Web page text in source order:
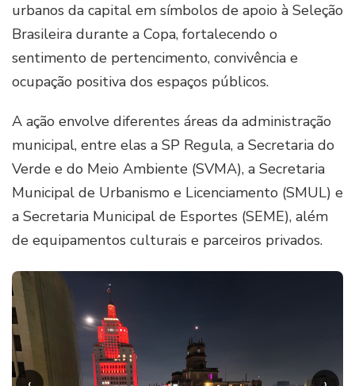
urbanos da capital em símbolos de apoio à Seleção
Brasileira durante a Copa, fortalecendo o
sentimento de pertencimento, convivência e
ocupação positiva dos espaços públicos.
A ação envolve diferentes áreas da administração
municipal, entre elas a SP Regula, a Secretaria do
Verde e do Meio Ambiente (SVMA), a Secretaria
Municipal de Urbanismo e Licenciamento (SMUL) e
a Secretaria Municipal de Esportes (SEME), além
de equipamentos culturais e parceiros privados.